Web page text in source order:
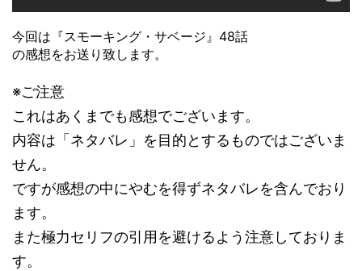
今回は『スモーキング・サベージ』48話
の感想をお送り致します。
※ご注意
これはあくまでも感想でございます。
内容は「ネタバレ」を目的とするものではございま
せん。
ですが感想の中にやむを得ずネタバレを含んでおり
ます。
また極力セリフの引用を避けるよう注意しておりま
す。